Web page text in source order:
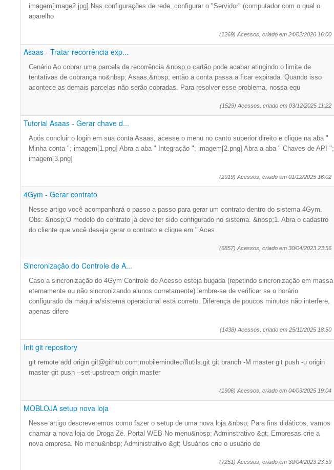
imagem[image2.jpg] Nas configurações de rede, configurar o "Servidor" (computador com o qual o
aparelho
(1269) Acessos, criado em 24/02/2026 16:00
Asaas - Tratar recorrência exp...
Cenário Ao cobrar uma parcela da recorrência &nbsp;o cartão pode acabar atingindo o limite de
tentativas de cobrança no&nbsp; Asaas,&nbsp; então a conta passa a ficar expirada. Quando isso
acontece as demais parcelas não serão cobradas. Para resolver esse problema, nossa equ
(1529) Acessos, criado em 03/12/2025 11:22
Tutorial Asaas - Gerar chave d...
Após concluir o login em sua conta Asaas, acesse o menu no canto superior direito e clique na aba "
Minha conta "; imagem[1.png] Abra a aba " Integração "; imagem[2.png] Abra a aba " Chaves de API ";
imagem[3.png]
(2919) Acessos, criado em 01/12/2025 16:02
4Gym - Gerar contrato
Nesse artigo você acompanhará o passo a passo para gerar um contrato dentro do sistema 4Gym.
Obs: &nbsp;O modelo do contrato já deve ter sido configurado no sistema. &nbsp;1. Abra o cadastro
do cliente que você deseja gerar o contrato e clique em " Aces
(6857) Acessos, criado em 30/04/2023 23:56
Sincronização do Controle de A...
Caso a sincronização do 4Gym Controle de Acesso esteja bugada (repetindo sincronização em massa
eternamente ou não sincronizando alunos corretamente) lembre-se de verificar se o horário
configurado da máquina/sistema operacional está correto. Diferença de poucos minutos não interfere,
apenas difere
(1438) Acessos, criado em 25/11/2025 18:50
Init git repository
git remote add origin git@github.com:mobilemindtec/flutils.git git branch -M master git push -u origin
master git push --set-upstream origin master
(1906) Acessos, criado em 04/09/2025 19:04
MOBLOJA setup nova loja
Nesse artigo descreveremos como fazer o setup de uma nova loja.&nbsp; Para fins didáticos, vamos
chamar a nova loja de Droga Zé. Portal WEB No menu&nbsp; Adminstrativo &gt; Empresas crie a
nova empresa. No menu&nbsp; Administrativo &gt; Usuários crie o usuário de
(7251) Acessos, criado em 30/04/2023 23:59